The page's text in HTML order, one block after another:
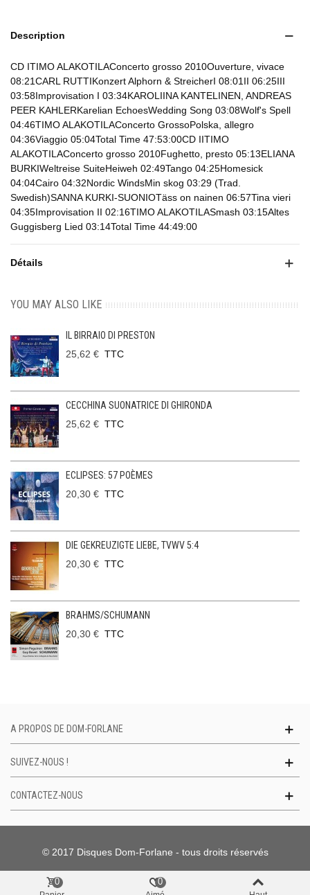
Description
CD ITIMO ALAKOTILAConcerto grosso 2010Ouverture, vivace
08:21CARL RUTTIKonzert Alphorn & StreicherI 08:01II 06:25III
03:58Improvisation I 03:34KAROLIINA KANTELINEN, ANDREAS
PEER KAHLERKarelian EchoesWedding Song 03:08Wolf's Spell
04:46TIMO ALAKOTILAConcerto GrossoPolska, allegro
04:36Viaggio 05:04Total Time 47:53:00CD IITIMO
ALAKOTILAConcerto grosso 2010Fughetto, presto 05:13ELIANA
BURKIWeltreise SuiteHeiweh 02:49Tango 04:25Homesick
04:04Cairo 04:32Nordic WindsMin skog 03:29 (Trad.
Swedish)SANNA KURKI-SUONIOTäss on nainen 06:57Tina vieri
04:35Improvisation II 02:16TIMO ALAKOTILASmash 03:15Altes
Guggisberg Lied 03:14Total Time 44:49:00
Détails
YOU MAY ALSO LIKE
IL BIRRAIO DI PRESTON
25,62 € TTC
CECCHINA SUONATRICE DI GHIRONDA
25,62 € TTC
ECLIPSES: 57 POÈMES
20,30 € TTC
DIE GEKREUZIGTE LIEBE, TVWV 5:4
20,30 € TTC
BRAHMS/SCHUMANN
20,30 € TTC
A PROPOS DE DOM-FORLANE
SUIVEZ-NOUS !
CONTACTEZ-NOUS
© 2017 Disques Dom-Forlane - tous droits réservés
0 0